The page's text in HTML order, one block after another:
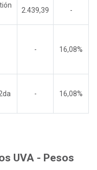
2.439,39 -
- 16,08%
- 16,08%
UVA - Pesos